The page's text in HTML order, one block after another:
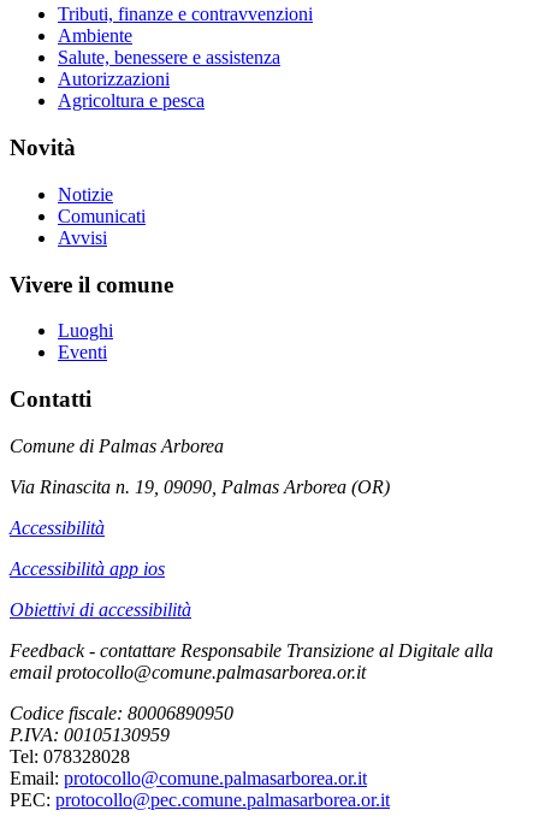
Tributi, finanze e contravvenzioni
Ambiente
Salute, benessere e assistenza
Autorizzazioni
Agricoltura e pesca
Novità
Notizie
Comunicati
Avvisi
Vivere il comune
Luoghi
Eventi
Contatti
Comune di Palmas Arborea
Via Rinascita n. 19, 09090, Palmas Arborea (OR)
Accessibilità
Accessibilità app ios
Obiettivi di accessibilità
Feedback - contattare Responsabile Transizione al Digitale alla
email protocollo@comune.palmasarborea.or.it
Codice fiscale: 80006890950
P.IVA: 00105130959
Tel: 078328028
Email: protocollo@comune.palmasarborea.or.it
PEC: protocollo@pec.comune.palmasarborea.or.it